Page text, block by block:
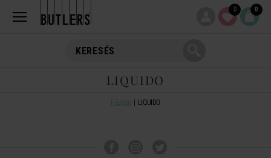
0 0
LIQUIDO
Főoldal LIQUIDO